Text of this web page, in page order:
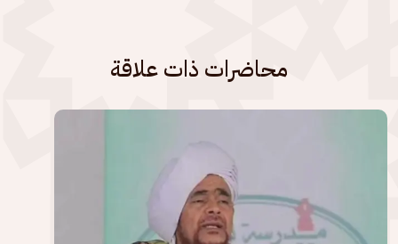
محاضرات ذات علاقة
الصورة